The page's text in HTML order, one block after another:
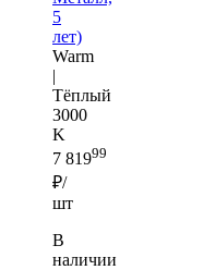
5
лет)
Warm
|
Тёплый
3000
K
7 81999
₽/
шт
В
наличии